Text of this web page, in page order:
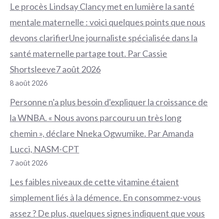
Le procès Lindsay Clancy met en lumière la santé
mentale maternelle : voici quelques points que nous
devons clarifierUne journaliste spécialisée dans la
santé maternelle partage tout. Par Cassie
Shortsleeve7 août 2026
8 août 2026
Personne n'a plus besoin d'expliquer la croissance de
la WNBA. « Nous avons parcouru un très long
chemin », déclare Nneka Ogwumike. Par Amanda
Lucci, NASM-CPT
7 août 2026
Les faibles niveaux de cette vitamine étaient
simplement liés à la démence. En consommez-vous
assez ? De plus, quelques signes indiquent que vous